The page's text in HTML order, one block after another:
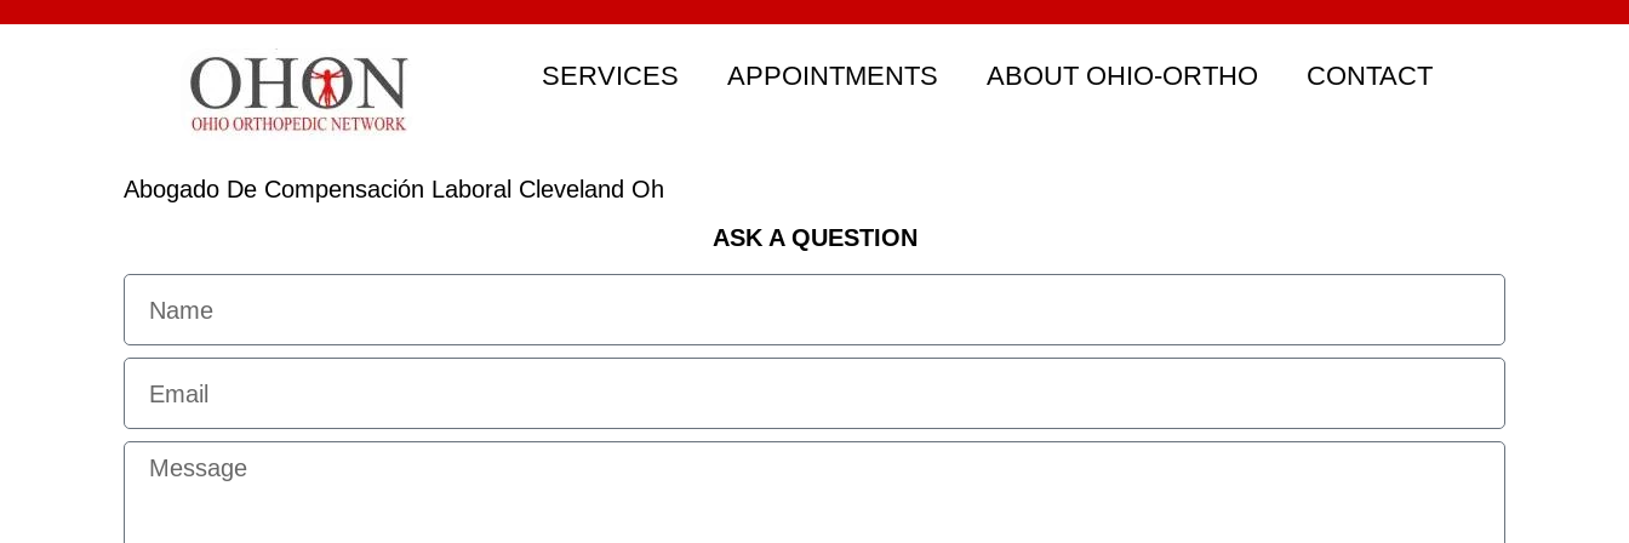
SERVICES APPOINTMENTS ABOUT OHIO-ORTHO CONTACT
Abogado De Compensación Laboral Cleveland Oh
ASK A QUESTION